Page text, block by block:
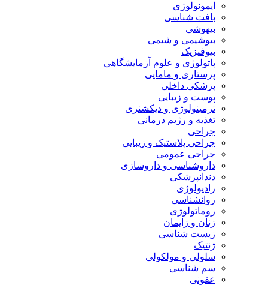
ایمونولوژی
بافت شناسی
بیهوشی
بیوشیمی و شیمی
بیوفیزیک
پاتولوژی و علوم آزمایشگاهی
پرستاری و مامایی
پزشکی داخلی
پوست و زیبایی
ترمینولوژی و دیکشنری
تغذیه و رژیم درمانی
جراحی
جراحی پلاستیک و زیبایی
جراحی عمومی
داروشناسی و داروسازی
دندانپزشکی
رادیولوژی
روانشناسی
روماتولوژی
زنان و زایمان
زیست شناسی
ژنتیک
سلولی و مولکولی
سم شناسی
عفونی